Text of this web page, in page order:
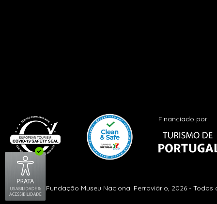
Financiado por:
© Fundação Museu Nacional Ferroviário, 2026 - Todos